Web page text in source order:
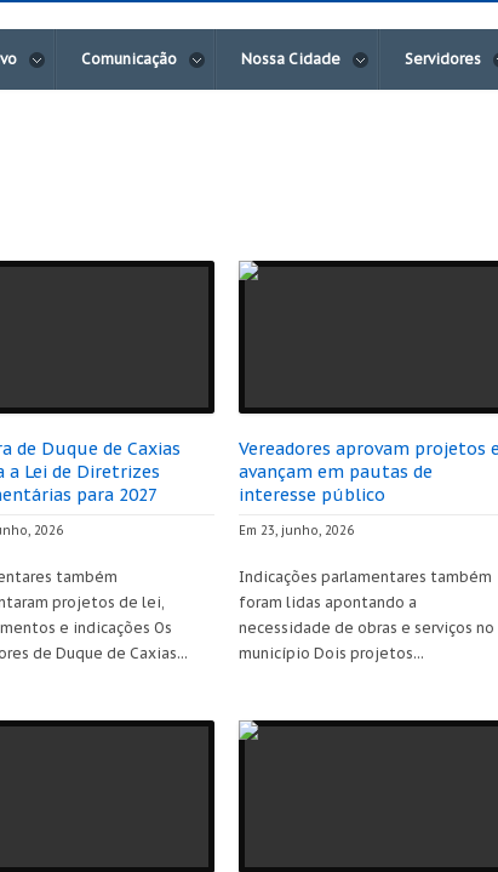
Comunicação Nossa Cidade Servidores
de Duque de Caxias
a Lei de Diretrizes
para 2027
2026
também
projetos de lei,
e indicações Os
de Duque de Caxias...
Vereadores aprovam projetos
avançam em pautas de
interesse público
Em 23, junho, 2026
Indicações parlamentares também
foram lidas apontando a
necessidade de obras e serviços no
município Dois projetos...